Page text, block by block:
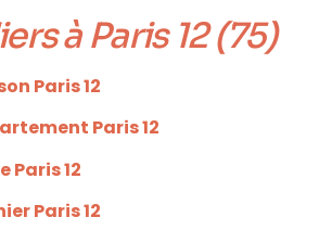
à Paris 12 (75)
Paris 12
Paris 12
Paris 12
Paris 12